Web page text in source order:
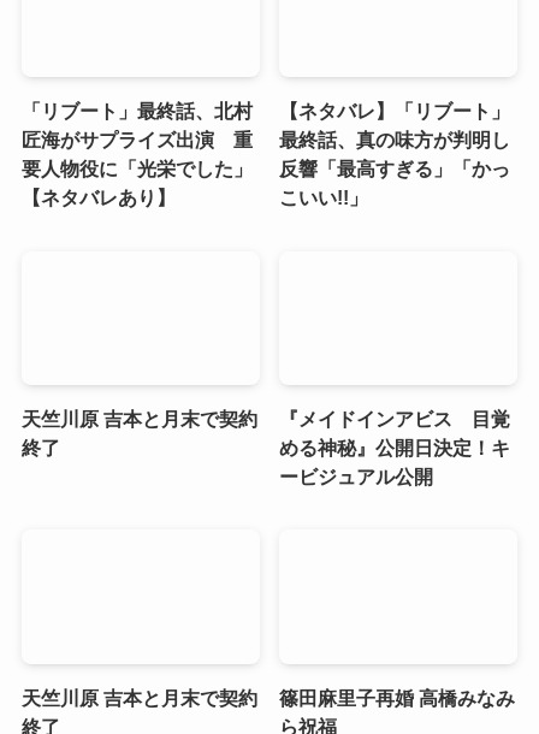
「リブート」最終話、北村
匠海がサプライズ出演 重
要人物役に「光栄でした」
【ネタバレあり】
【ネタバレ】「リブート」
最終話、真の味方が判明し
反響「最高すぎる」「かっ
こいい!!」
天竺川原 吉本と月末で契約
終了
『メイドインアビス 目覚
める神秘』公開日決定！キ
ービジュアル公開
天竺川原 吉本と月末で契約
終了
篠田麻里子再婚 高橋みなみ
ら祝福